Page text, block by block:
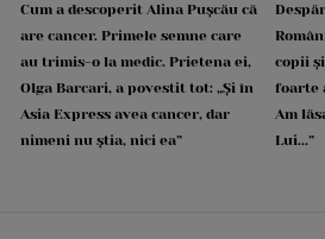
Cum a descoperit Alina Pușcău că
are cancer. Primele semne care
au trimis-o la medic. Prietena ei,
Olga Barcari, a povestit tot: „Și în
Asia Express avea cancer, dar
nimeni nu știa, nici ea”
copii
foarte
Am
Lui...”